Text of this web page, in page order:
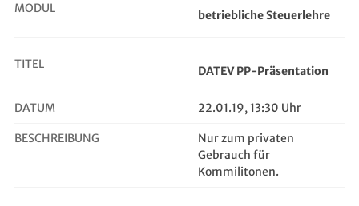
MODUL betriebliche Steuerlehre
TITEL DATEV PP-Präsentation
DATUM 22.01.19, 13:30 Uhr
BESCHREIBUNG
Nur zum privaten
Gebrauch für
Kommilitonen.